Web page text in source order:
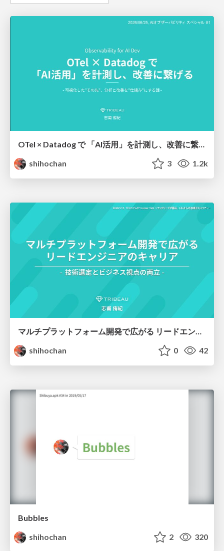
OTel × Datadog で 「AI活用」を計測し、改善に繋げる
shihochan
3 1.2k
shihochan
0 42
Bubbles
shihochan
2 320